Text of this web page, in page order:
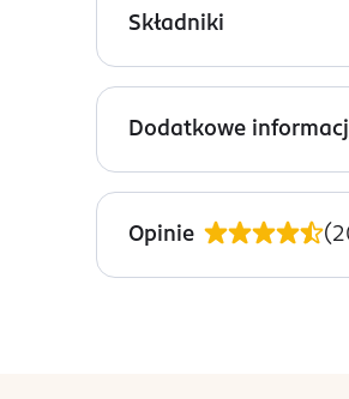
produkcję sebum i
Składniki
Ingredients: : CELLULOSE
CALENDULA OFFICINALIS
Dodatkowe
PRZYGOTOWANIE I
Nałóż na czystą, suchą
Opinie (